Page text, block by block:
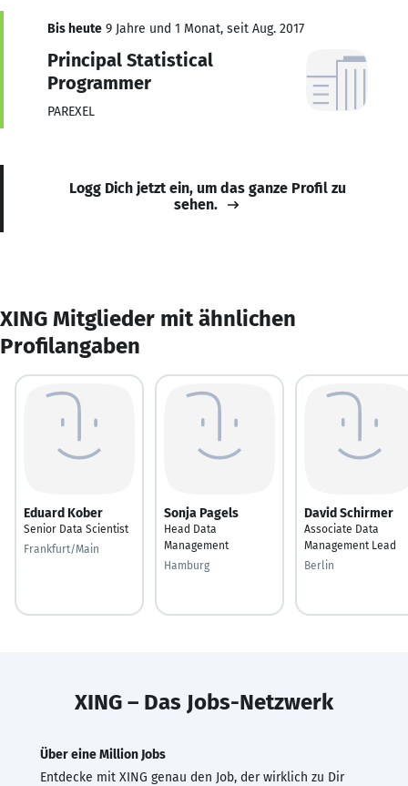
Bis heute 9 Jahre und 1 Monat, seit Aug. 2017
Principal Statistical
Programmer
PAREXEL
Logg Dich jetzt ein, um das ganze Profil zu
sehen.
XING Mitglieder mit ähnlichen
Profilangaben
Eduard Kober
Senior Data Scientist
Frankfurt/Main
Sonja Pagels
Head Data
Management
Hamburg
David Schirmer
Associate Data
Management Lead
Berlin
XING – Das Jobs-Netzwerk
Über eine Million Jobs
Entdecke mit XING genau den Job, der wirklich zu Dir